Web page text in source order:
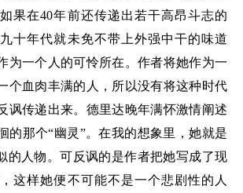
果在40年前还传递出若干高昂斗志的
十年代就未免不带上外强中干的味道
为一个人的可怜所在。作者将她作为一
个血肉丰满的人，所以没有将这种时代
讽传递出来。德里达晚年满怀激情阐述
的那个“幽灵”。在我的想象里，她就是
的人物。可反讽的是作者把她写成了现
这样她便不可能不是一个悲剧性的人